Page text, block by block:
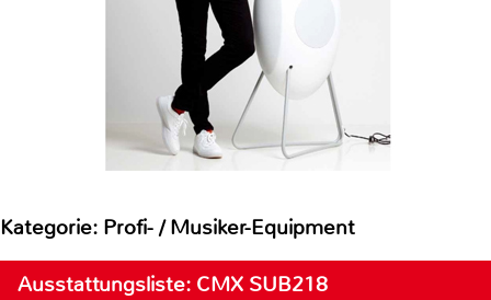
Kategorie: Profi- / Musiker-Equipment
Ausstattungsliste: CMX SUB218